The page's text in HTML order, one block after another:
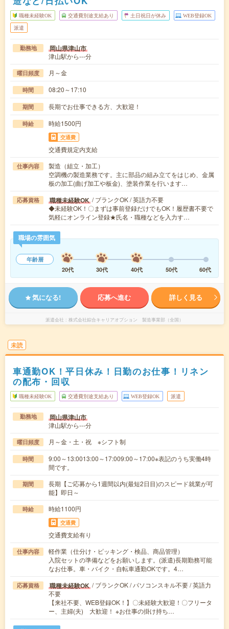
職種未経験OK 交通費別途支給あり 土日祝日が休み WEB登録OK
派遣
勤務地 岡山県津山市
津山駅から---分
曜日頻度 月～金
時間 08:20～17:10
期間 長期でお仕事できる方、大歓迎！
時給 時給1500円
交通費
交通費規定内支給
仕事内容
製造（組立・加工）
空調機の製造業務です。主に部品の組み立てをはじめ、金属
板の加工(曲げ加工や板金)、塗装作業を行います…
応募資格 職種未経験OK / ブランクOK / 英語力不要
◆未経験OK！〇まずは事前登録だけでもOK！履歴書不要で
気軽にオンライン登録★氏名・職種などを入力す…
職場の雰囲気
年齢層
20代
30代 40代 50代 60代
気になる! 応募へ進む 詳しく見る
派遣会社 株式会社綜合キャリアオプション 製造事業部（全国）
未読
車通勤OK！平日休み！日勤のお仕事！リネン
の配布・回収
職種未経験OK 交通費別途支給あり WEB登録OK 派遣
勤務地 岡山県津山市
津山駅から---分
曜日頻度 月～金・土・祝 ※シフト制
時間
9:00～13:0013:00～17:009:00～17:00※表記のうち実働4時
間です。
期間
長期【ご応募から1週間以内(最短2日目)のスピード就業が可
能】即日～
時給 時給1100円
交通費
交通費支給有り
仕事内容
軽作業（仕分け・ピッキング・検品、商品管理）
入院セットの準備などをお願いします。(派遣)長期勤務可能
なお仕事。車・バイク・自転車通勤OKです。4…
応募資格 職種未経験OK / ブランクOK / パソコンスキル不要 / 英語力
不要
【来社不要、WEB登録OK！】〇未経験大歓迎！〇フリータ
ー、主婦(夫) 大歓迎！ ※お仕事の掛け持ち…